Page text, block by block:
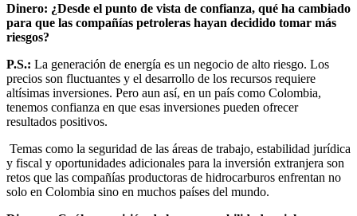
Dinero: ¿Desde el punto de vista de confianza, qué ha cambiado
para que las compañías petroleras hayan decidido tomar más
riesgos?
P.S.: La generación de energía es un negocio de alto riesgo. Los
precios son fluctuantes y el desarrollo de los recursos requiere
altísimas inversiones. Pero aun así, en un país como Colombia,
tenemos confianza en que esas inversiones pueden ofrecer
resultados positivos.
Temas como la seguridad de las áreas de trabajo, estabilidad jurídica
y fiscal y oportunidades adicionales para la inversión extranjera son
retos que las compañías productoras de hidrocarburos enfrentan no
solo en Colombia sino en muchos países del mundo.